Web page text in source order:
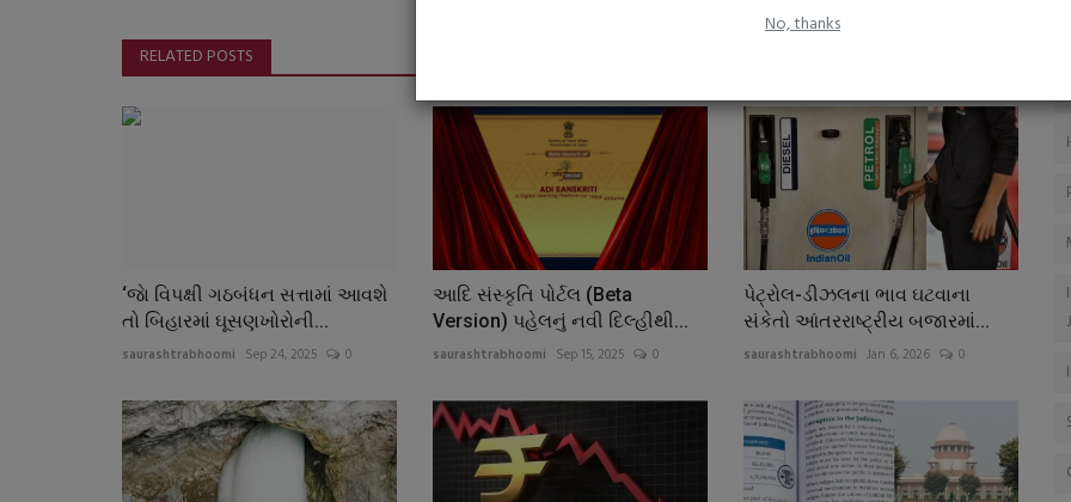
No, thanks
RELATED POSTS
‘જાે વિપક્ષી ગઠબંધન સત્તામાં આવશે
તો બિહારમાં ઘૂસણખોરોની...
saurashtrabhoomi Sep 24, 2025 0
આદિ સંસ્કૃતિ પોર્ટલ (Beta
Version) પહેલનું નવી દિલ્હીથી...
saurashtrabhoomi Sep 15, 2025 0
પેટ્રોલ-ડીઝલના ભાવ ઘટવાના
સંકેતો આંતરરાષ્ટ્રીય બજારમાં...
saurashtrabhoomi Jan 6, 2026 0